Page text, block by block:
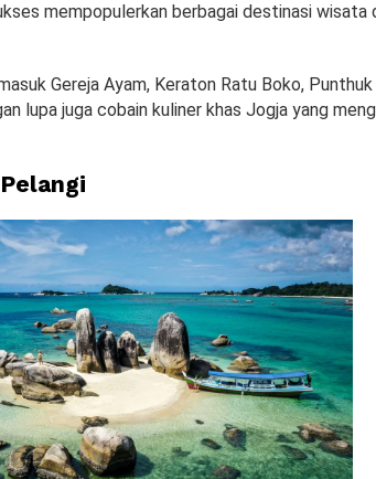
mempopulerkan berbagai destinasi wisata
Gereja Ayam, Keraton Ratu Boko,
lupa juga cobain kuliner khas Jogja yang